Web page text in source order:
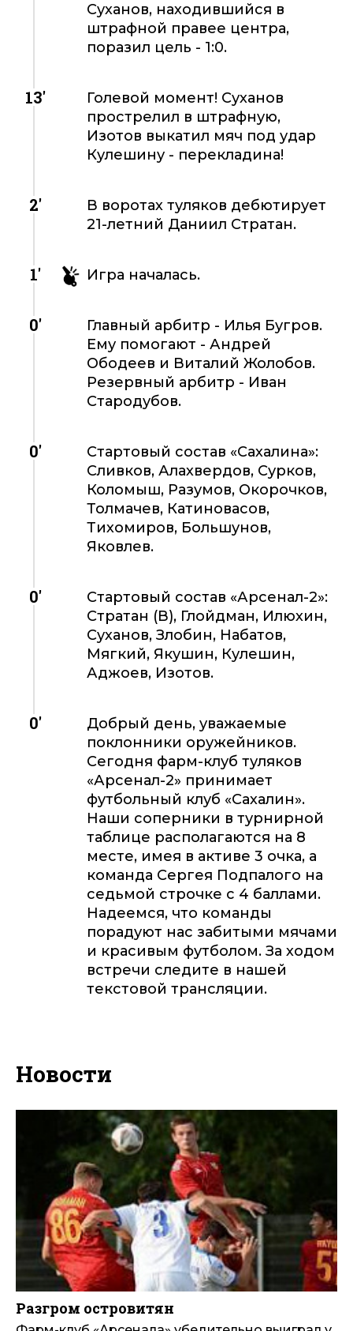
Суханов, находившийся в
штрафной правее центра,
поразил цель - 1:0.
13'
Голевой момент! Суханов
прострелил в штрафную,
Изотов выкатил мяч под удар
Кулешину - перекладина!
2'
В воротах туляков дебютирует
21-летний Даниил Стратан.
1' Игра началась.
0'
Главный арбитр - Илья Бугров.
Ему помогают - Андрей
Ободеев и Виталий Жолобов.
Резервный арбитр - Иван
Стародубов.
0'
Стартовый состав «Сахалина»:
Сливков, Алахвердов, Сурков,
Коломыш, Разумов, Окорочков,
Толмачев, Катиновасов,
Тихомиров, Большунов,
Яковлев.
0'
Стартовый состав «Арсенал-2»:
Стратан (В), Глойдман, Илюхин,
Суханов, Злобин, Набатов,
Мягкий, Якушин, Кулешин,
Аджоев, Изотов.
0'
Добрый день, уважаемые
поклонники оружейников.
Сегодня фарм-клуб туляков
«Арсенал-2» принимает
футбольный клуб «Сахалин».
Наши соперники в турнирной
таблице располагаются на 8
месте, имея в активе 3 очка, а
команда Сергея Подпалого на
седьмой строчке с 4 баллами.
Надеемся, что команды
порадуют нас забитыми мячами
и красивым футболом. За ходом
встречи следите в нашей
текстовой трансляции.
Новости
Разгром островитян